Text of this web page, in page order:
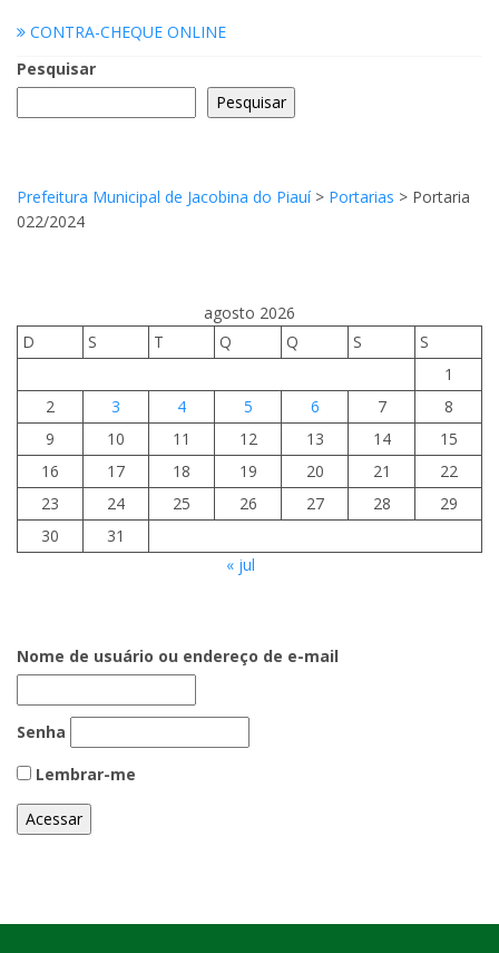
CONTRA-CHEQUE ONLINE
Pesquisar
Pesquisar
Prefeitura Municipal de Jacobina do Piauí> Portarias > Portaria
022/2024
agosto 2026
D
S T Q Q S
S
1
2
3 4 5 6 7
8
9
10 11 12 13 14
15
16
17 18 19 20 21
22
23
24 25 26 27 28
29
30
31
« jul
Nome de usuário ou endereço de e-mail
Senha
Lembrar-me